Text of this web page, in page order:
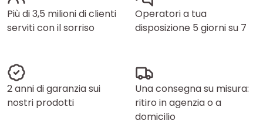
Più di 3,5 milioni di clienti
serviti con il sorriso
Operatori a tua
disposizione 5 giorni su 7
2 anni di garanzia sui
nostri prodotti
Una consegna su misura:
ritiro in agenzia o a
domicilio